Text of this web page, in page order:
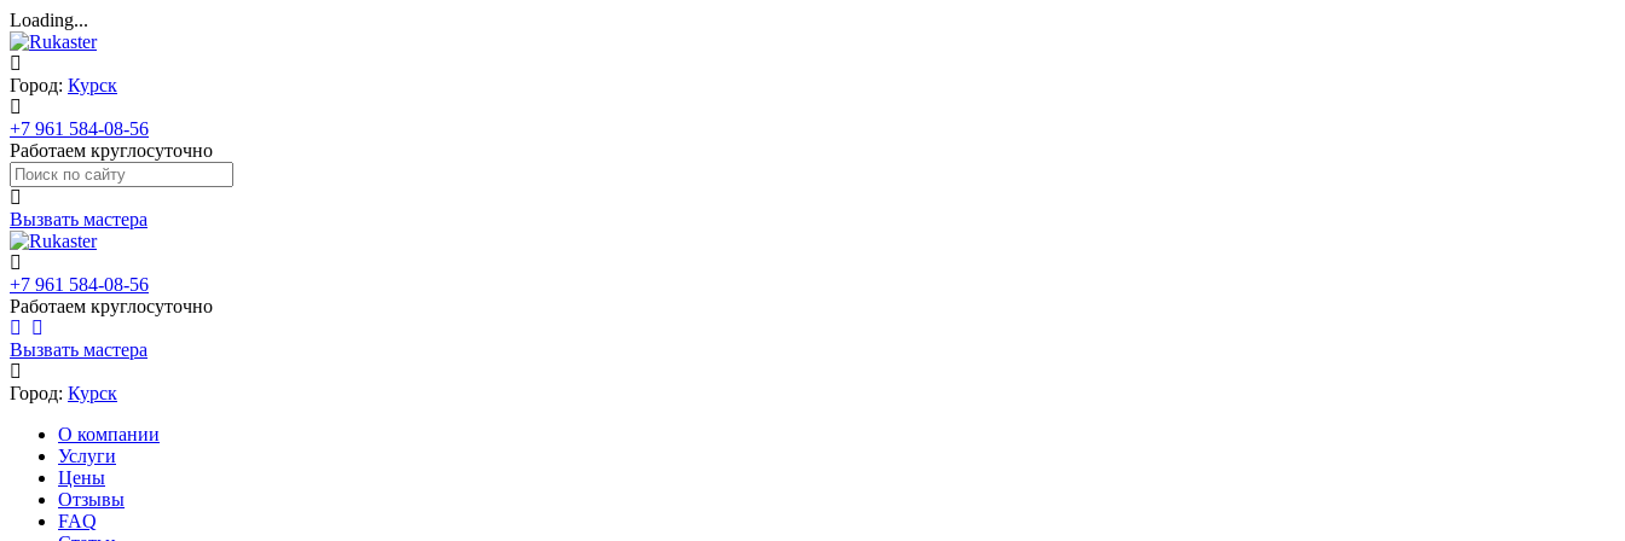
Loading...
Город: Курск
+7 961 584-08-56
Работаем круглосуточно
Вызвать мастера
+7 961 584-08-56
Работаем круглосуточно
Вызвать мастера
Город: Курск
О компании
Услуги
Цены
Отзывы
FAQ